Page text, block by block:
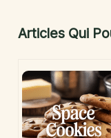
Articles Qui